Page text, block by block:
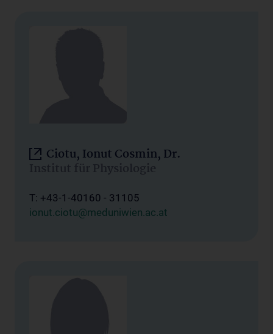
Ciotu, Ionut Cosmin, Dr.
Institut für Physiologie
T: +43-1-40160 - 31105
ionut.ciotu@meduniwien.ac.at